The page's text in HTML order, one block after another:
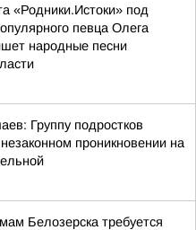
«Родники.Истоки» под
певца Олега
народные песни
Группу подростков
проникновении на
Белозерска требуется